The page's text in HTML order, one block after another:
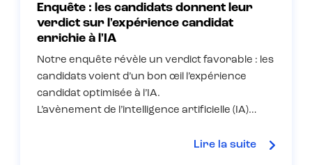
Enquête : les candidats donnent leur
verdict sur l'expérience candidat
enrichie à l'IA
Notre enquête révèle un verdict favorable : les
candidats voient d’un bon œil l’expérience
candidat optimisée à l’IA.
L’avènement de l’intelligence artificielle (IA)…
Lire la suite